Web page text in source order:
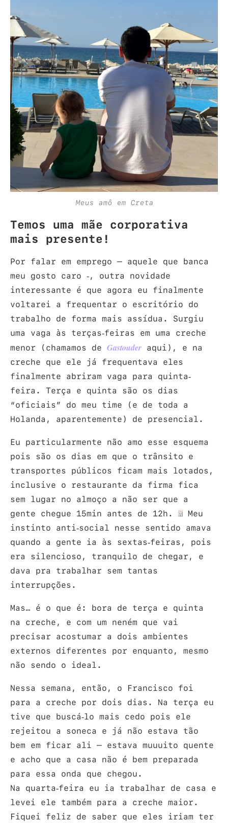
Meus amô em Creta
Temos uma mãe corporativa
mais presente!
Por falar em emprego – aquele que banca
meu gosto caro -, outra novidade
interessante é que agora eu finalmente
voltarei a frequentar o escritório do
trabalho de forma mais assídua. Surgiu
uma vaga às terças-feiras em uma creche
menor (chamamos de Gastouder aqui), e na
creche que ele já frequentava eles
finalmente abriram vaga para quinta-
feira. Terça e quinta são os dias
“oficiais” do meu time (e de toda a
Holanda, aparentemente) de presencial.
Eu particularmente não amo esse esquema
pois são os dias em que o trânsito e
transportes públicos ficam mais lotados,
inclusive o restaurante da firma fica
sem lugar no almoço a não ser que a
gente chegue 15min antes de 12h.
Meu
instinto anti-social nesse sentido amava
quando a gente ia às sextas-feiras, pois
era silencioso, tranquilo de chegar, e
dava pra trabalhar sem tantas
interrupções.
Mas… é o que é: bora de terça e quinta
na creche, e com um neném que vai
precisar acostumar a dois ambientes
externos diferentes por enquanto, mesmo
não sendo o ideal.
Nessa semana, então, o Francisco foi
para a creche por dois dias. Na terça eu
tive que buscá-lo mais cedo pois ele
rejeitou a soneca e já não estava tão
bem em ficar ali – estava muuuito quente
e acho que a casa não é bem preparada
para essa onda que chegou.
Na quarta-feira eu ia trabalhar de casa e
levei ele também para a creche maior.
Fiquei feliz de saber que eles iriam ter